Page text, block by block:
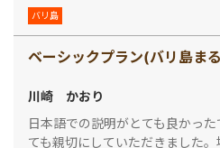
バリ島
川崎 かおり
日本語での説明がとても良かっ
ても親切にしていただきました